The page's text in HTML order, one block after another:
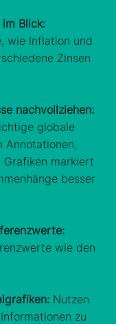
Blick:
wie Inflation und
Zinsen
nachvollziehen:
globale
Annotationen,
markiert
besser
wie den
Nutzen
zu